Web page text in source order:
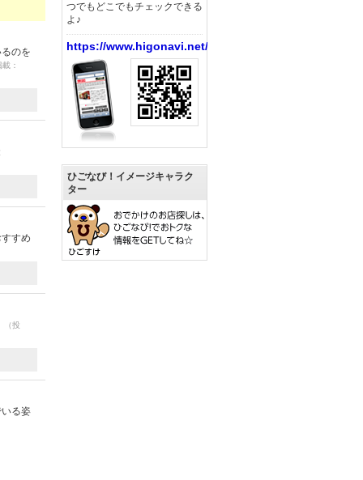
のを
：
すめ
（投
る姿
つでもどこでもチェックできる
よ♪
https://www.higonavi.net/
ひごなび！イメージキャラク
ター